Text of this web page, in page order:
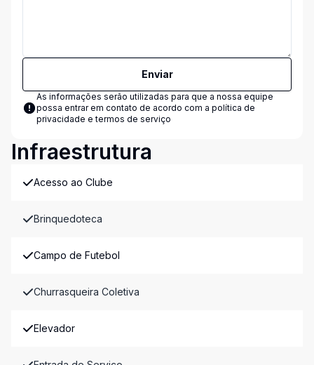
Enviar
As informações serão utilizadas para que a nossa equipe
possa entrar em contato de acordo com a política de
privacidade e termos de serviço
Infraestrutura
Acesso ao Clube
Brinquedoteca
Campo de Futebol
Churrasqueira Coletiva
Elevador